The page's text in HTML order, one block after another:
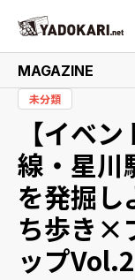
商
MAGAZINE
未分類
【イベ
線・星川
を発掘し
ち歩き×
ップVol.2